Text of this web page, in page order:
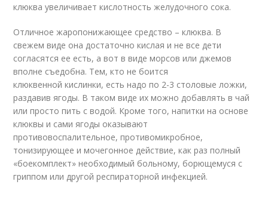
клюква увеличивает кислотность желудочного сока.
Отличное жаропонижающее средство – клюква. В
свежем виде она достаточно кислая и не все дети
согласятся ее есть, а вот в виде морсов или джемов
вполне съедобна. Тем, кто не боится
клюквенной кислинки, есть надо по 2-3 столовые ложки,
раздавив ягоды. В таком виде их можно добавлять в чай
или просто пить с водой. Кроме того, напитки на основе
клюквы и сами ягоды оказывают
противовоспалительное, противомикробное,
тонизирующее и мочегонное действие, как раз полный
«боекомплект» необходимый больному, борющемуся с
гриппом или другой респираторной инфекцией.